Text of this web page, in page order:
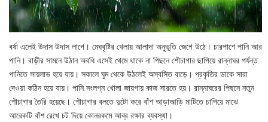
বর্ষা এলেই উদাস উদাস লাগে। মেঘবৃষ্টির খেলায় আলাদা অনুভূতি জেগে উঠে। চারপাশে পানি আর
পানি। বাড়ীর সামনে উঠান অবধি এসেই থেমে থাকে না পিছনে শৌচাগার ছাপিয়ে রান্নাঘর পর্যন্ত
পানিতে সায়লাভ হয়ে যায়। সকালে ঘুম থেকে উঠলেই অস্বস্তি বাড়ে। প্রকৃতির ডাকে সারা
দেওয়া কঠিন হয়ে যায়। পানি সংলগ্ন খোলা জায়গায় কাজ সারতে হয়। রান্নাঘরের পিছনে নতুন
শৌচাগার তৈরি হয়েছে। শৌচাগার বলতে দুটো করে বাঁশ আড়াআড়ি মাটিতে চাপিয়ে মাঝে
আরেকটি বাঁশ রেখে চট দিয়ে কোনরকমে আব্র রক্ষার ব্যবস্থা।